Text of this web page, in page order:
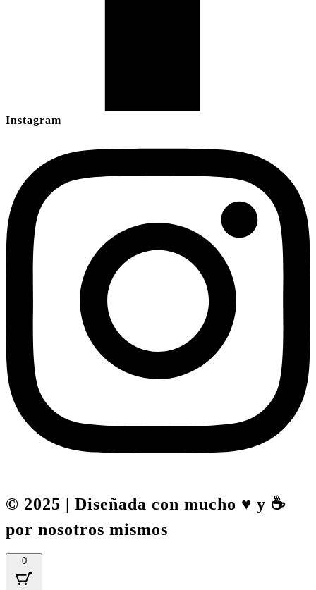
Instagram
© 2025 | Diseñada con mucho ♥️ y ☕
por nosotros mismos
0